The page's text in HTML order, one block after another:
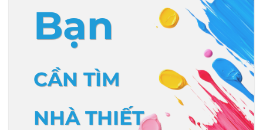
Bạn
CẦN TÌM
NHÀ THIẾT